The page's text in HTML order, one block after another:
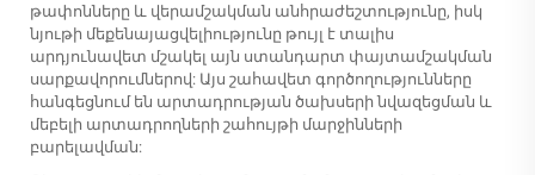
թափոնները և վերամշակման անհրաժեշտությունը, իսկ
նյութի մեքենայացվելիությունը թույլ է տալիս
արդյունավետ մշակել այն ստանդարտ փայտամշակման
սարքավորումներով: Այս շահավետ գործողությունները
հանգեցնում են արտադրության ծախսերի նվազեցման և
մեբելի արտադրողների շահույթի մարջինների
բարելավման: